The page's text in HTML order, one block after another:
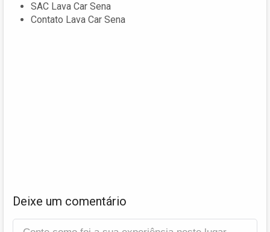
SAC Lava Car Sena
Contato Lava Car Sena
Deixe um comentário